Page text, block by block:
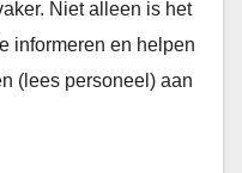
Niet alleen is het
informeren en helpen
(lees personeel) aan